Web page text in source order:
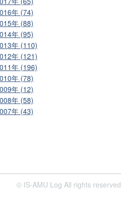
年 (74)
年 (88)
年 (95)
年 (110)
年 (121)
年 (196)
年 (78)
年 (12)
年 (58)
年 (43)
© IS-AMU Log All rights reserved.